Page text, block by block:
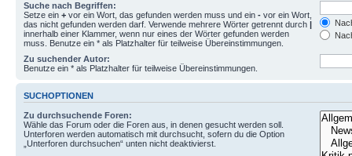
Suche nach Begriffen:
Setze ein + vor ein Wort, das gefunden werden muss und ein - vor ein Wort,
das nicht gefunden werden darf. Verwende mehrere Wörter getrennt durch |
innerhalb einer Klammer, wenn nur eines der Wörter gefunden werden
muss. Benutze ein * als Platzhalter für teilweise Übereinstimmungen.
Zu suchender Autor:
Benutze ein * als Platzhalter für teilweise Übereinstimmungen.
SUCHOPTIONEN
Zu durchsuchende Foren:
Wähle das Forum oder die Foren aus, in denen gesucht werden soll.
Unterforen werden automatisch mit durchsucht, sofern du die Option
„Unterforen durchsuchen“ unten nicht deaktivierst.